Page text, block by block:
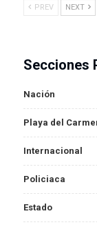
PREV NEXT
Secciones
Nación
Playa del
Internacional
Policiaca
Estado